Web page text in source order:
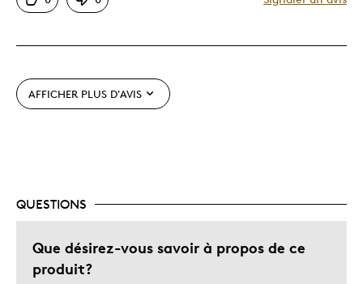
Motif attrayant
Très bonne qualité
AFFICHER PLUS D'AVIS
QUESTIONS
Que désirez-vous savoir à propos de ce
produit?